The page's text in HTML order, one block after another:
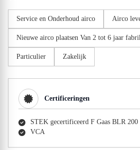
Service en Onderhoud airco Airco
Nieuwe airco plaatsen Van 2 tot 6 jaar
Particulier Zakelijk
Certificeringen
STEK gecertificeerd F Gaas BLR 200
VCA